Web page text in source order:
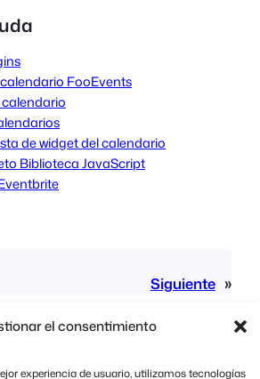
el consentimiento
experiencia de usuario, utilizamos tecnologías
FooEvents
de widget del calendario
Biblioteca JavaScript
Siguiente »